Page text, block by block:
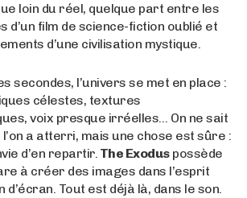
loin du réel, quelque part entre les
d’un film de science-fiction oublié et
d’une civilisation mystique.
secondes, l’univers se met en place :
célestes, textures
voix presque irréelles… On ne sait
a atterri, mais une chose est sûre :
d’en repartir. The Exoduspossède
à créer des images dans l’esprit
d’écran. Tout est déjà là, dans le son.